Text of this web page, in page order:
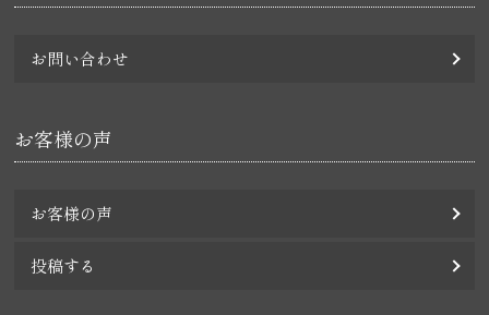
お問い合わせ
お客様の声
お客様の声
投稿する